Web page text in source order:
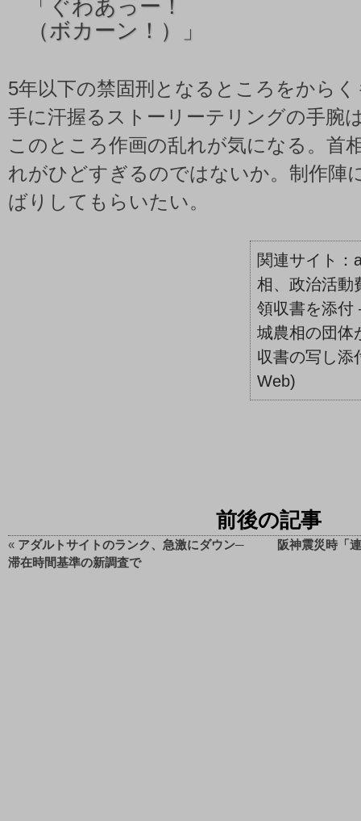
「 ぐわあっー！
（ボカーン！）」
5年以下の禁固刑となるところをから
手に汗握るストーリーテリングの手腕
このところ作画の乱れが気になる。首
れがひどすぎるのではないか。制作陣
ばりしてもらいたい。
相、政治活
領収書を添付
城農相の団
収書の写し添
Web)
前後の記事
« アダルトサイトのランク、急激にダウン─
滞在時間基準の新調査で
阪神震災時「